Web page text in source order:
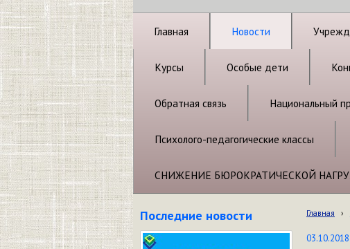
Главная Новости
Курсы Особые дети
Обратная связь Национальный
Психолого-педагогические классы
СНИЖЕНИЕ БЮРОКРАТИЧЕСКОЙ
Последние новости Главная ›
03.10.2018